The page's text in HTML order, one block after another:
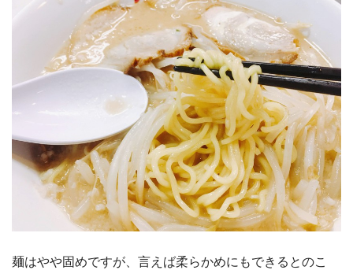
麺はやや固めですが、言えば柔らかめにもできるとのこ